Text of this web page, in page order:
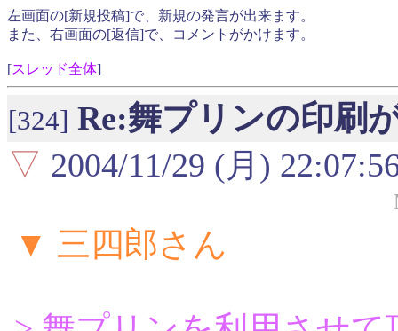
左画面の[新規投稿]で、新規の発言が出来ます。
また、右画面の[返信]で、コメントがかけます。
[スレッド全体]
[324] Re:舞プリンの印刷
▽ 2004/11/29 (月)
▼ 三四郎さん